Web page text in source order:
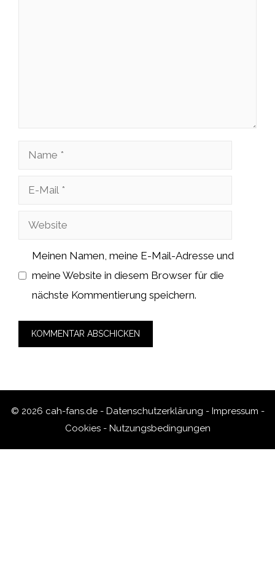
Name
Website
Meinen Namen, meine E-Mail-Adresse und
meine Website in diesem Browser für die
nächste Kommentierung speichern.
© 2026 cah-fans.de - Datenschutzerklärung - Impressum -
Cookies- Nutzungsbedingungen